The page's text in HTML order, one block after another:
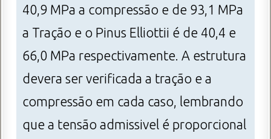
40,9 MPa a compressão e de 93,1 MPa
a Tração e o Pinus Elliottii é de 40,4 e
66,0 MPa respectivamente. A estrutura
devera ser verificada a tração e a
compressão em cada caso, lembrando
que a tensão admissivel é proporcional